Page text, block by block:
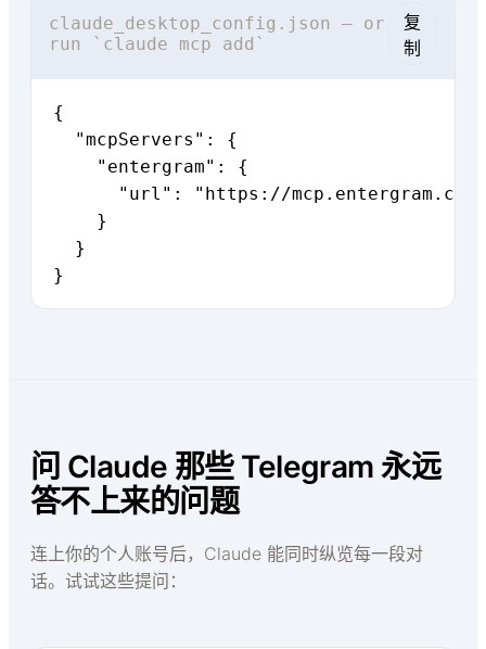
claude_desktop_config.json — or
run `claude mcp add`
复
制
{
  "mcpServers": {
    "entergram": {
"url": "https://
    }
  }
}
问 Claude 那些 Telegram 永远
答不上来的问题
连上你的个人账号后，Claude 能同时纵览每一段对
话。试试这些提问：